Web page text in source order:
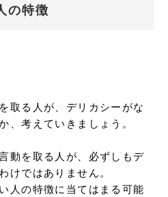
の特徴
取る人が、デリカシーがな
、考えていきましょう。
動を取る人が、必ずしもデ
けではありません。
人の特徴に当てはまる可能